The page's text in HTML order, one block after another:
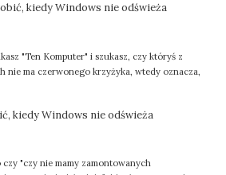
kiedy Windows nie odświeża
"Ten Komputer" i szukasz, czy któryś z
nie ma czerwonego krzyżyka, wtedy oznacza,
kiedy Windows nie odświeża
"czy nie mamy zamontowanych